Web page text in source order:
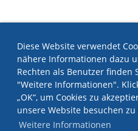
Diese Website verwendet
nähere Informationen dazu
Rechten als Benutzer finden
"Weitere Informationen".
„OK“, um Cookies zu
unsere Website besuchen zu
Weitere Informationen